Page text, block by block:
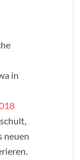
in
neuen